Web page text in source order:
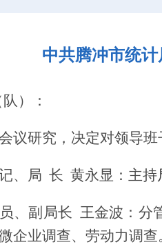
中共腾冲市统
队 ） ：
议研究，决定对领导班
、局 长 黄永显 ： 主持
、副局长 王金波： 分
企业调查、 劳动力调查